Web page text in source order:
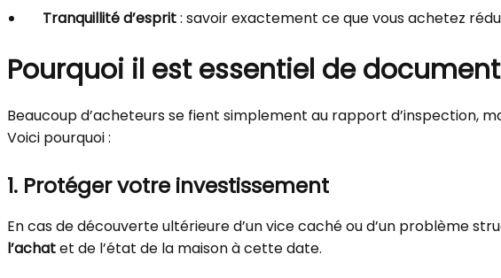
Tranquillité d’esprit: savoir exactement ce que vous achetez
Pourquoi il est essentiel de
Beaucoup d’acheteurs se fient simplement au rapport d’inspection,
Voici pourquoi :
1. Protéger votre investissement
En cas de découverte ultérieure d’un vice caché ou d’un problème
l’achatet de l’état de la maison à cette date.